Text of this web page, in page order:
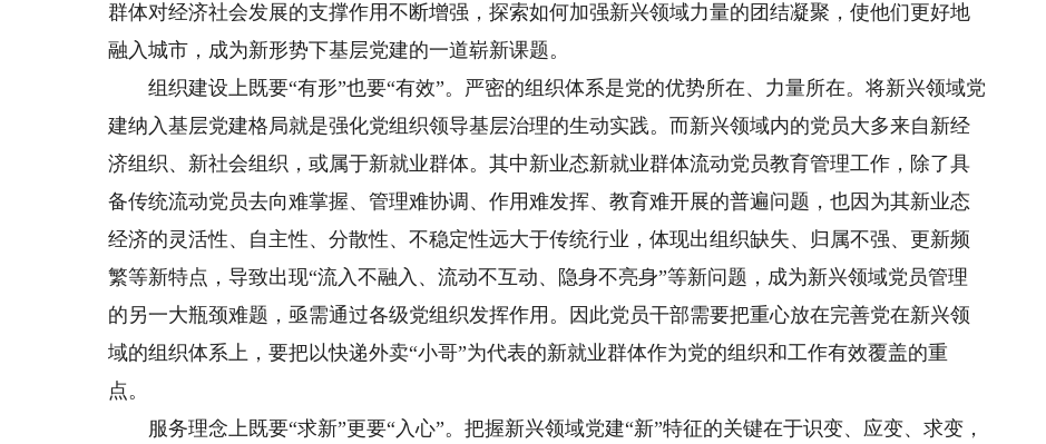
群体对经济社会发展的支撑作用不断增强，探索如何加强新兴领域力量的团结凝聚，使他们更好地
融入城市，成为新形势下基层党建的一道崭新课题。
组织建设上既要“有形”也要“有效”。严密的组织体系是党的优势所在、力量所在。将新兴领域党
建纳入基层党建格局就是强化党组织领导基层治理的生动实践。而新兴领域内的党员大多来自新经
济组织、新社会组织，或属于新就业群体。其中新业态新就业群体流动党员教育管理工作，除了具
备传统流动党员去向难掌握、管理难协调、作用难发挥、教育难开展的普遍问题，也因为其新业态
经济的灵活性、自主性、分散性、不稳定性远大于传统行业，体现出组织缺失、归属不强、更新频
繁等新特点，导致出现“流入不融入、流动不互动、隐身不亮身”等新问题，成为新兴领域党员管理
的另一大瓶颈难题，亟需通过各级党组织发挥作用。因此党员干部需要把重心放在完善党在新兴领
域的组织体系上，要把以快递外卖“小哥”为代表的新就业群体作为党的组织和工作有效覆盖的重
点。
服务理念上既要“求新”更要“入心”。把握新兴领域党建“新”特征的关键在于识变、应变、求变，